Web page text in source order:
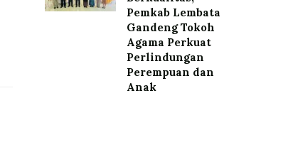
Pemkab Lembata
Gandeng Tokoh
Agama Perkuat
Perlindungan
Perempuan dan
Anak